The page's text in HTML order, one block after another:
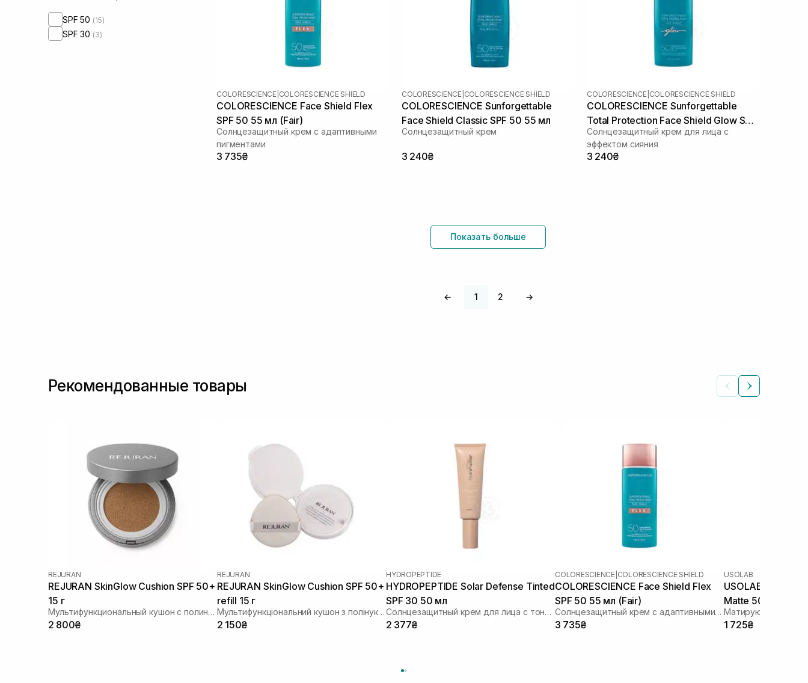
Экстракт центеллы азиатской
Коллаген
SPF 50 (15)
SPF 30 (3)
COLORESCIENCE COLORESCIENCE SHIELD
COLORESCIENCE Face Shield Flex
SPF 50 55 мл (Fair)
Солнцезащитный крем с адаптивными
пигментами
3 735₴
COLORESCIENCE COLORESCIENCE SHIELD
COLORESCIENCE Sunforgettable
Face Shield Classic SPF 50 55 мл
Солнцезащитный крем
3 240₴
COLORESCIENCE COLORESCIENCE SHIELD
COLORESCIENCE Sunforgettable
Total Protection Face Shield Glow SPF
50 55 мл
Солнцезащитный крем для лица с
эффектом сияния
3 240₴
Показать больше
← 1 2 →
Рекомендованные товары
REJURAN
REJURAN SkinGlow Cushion SPF 50+
15 г
Мультифункциональный кушон с полинуклеотидами
2 800₴
REJURAN
REJURAN SkinGlow Cushion SPF 50+
refill 15 г
Мультифункціональний кушон з полінуклеотидами
2 150₴
HYDROPEPTIDE
HYDROPEPTIDE Solar Defense Tinted
SPF 30 50 мл
Солнцезащитный крем для лица с тонирующим эффектом
2 377₴
COLORESCIENCE COLORESCIENCE SHIELD
COLORESCIENCE Face Shield Flex
SPF 50 55 мл (Fair)
Солнцезащитный крем с адаптивными пигментами
3 735₴
USOLAB
USOLAB Bio
Matte 50+/
Матирующий
1 725₴